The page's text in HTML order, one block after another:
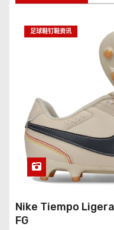
足球鞋钉鞋资讯
Nike Tiempo
FG